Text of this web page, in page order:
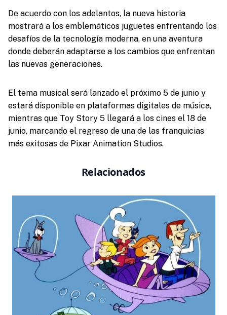
De acuerdo con los adelantos, la nueva historia
mostrará a los emblemáticos juguetes enfrentando los
desafíos de la tecnología moderna, en una aventura
donde deberán adaptarse a los cambios que enfrentan
las nuevas generaciones.
El tema musical será lanzado el próximo 5 de junio y
estará disponible en plataformas digitales de música,
mientras que Toy Story 5 llegará a los cines el 18 de
junio, marcando el regreso de una de las franquicias
más exitosas de Pixar Animation Studios.
Relacionados